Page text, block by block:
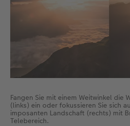
Fangen Sie mit einem Weitwinkel die
(links) ein oder fokussieren Sie sich
imposanten Landschaft (rechts) mit
Telebereich.